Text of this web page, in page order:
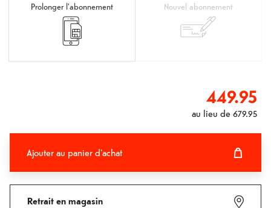
Prolonger l'abonnement Nouvel abonnement
449.95
au lieu de679.95
Ajouter au panier d'achat
Retrait en magasin